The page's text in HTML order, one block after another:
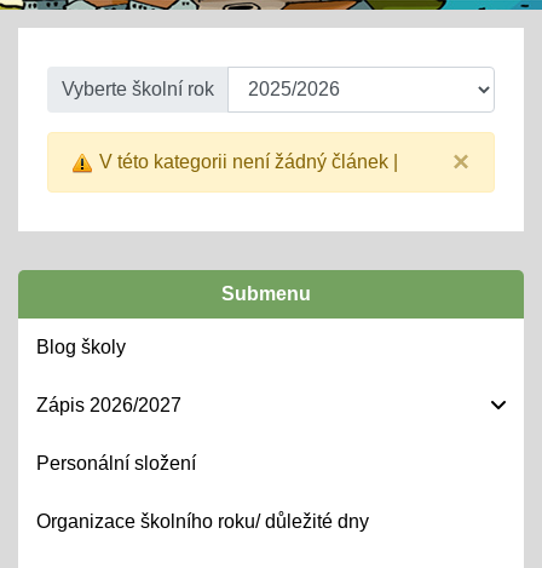
Vyberte školní rok
×
V této kategorii není žádný článek |
Submenu
Blog školy
Zápis 2026/2027
Personální složení
Organizace školního roku/ důležité dny